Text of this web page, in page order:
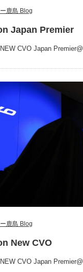
鹿島 Blog
Japan Premier
CVO Japan
鹿島 Blog
New CVO
CVO Japan